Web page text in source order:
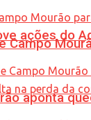
ações do
Campo
aponta